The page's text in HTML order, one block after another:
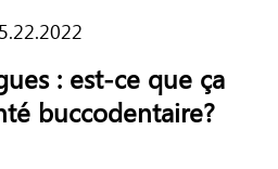
: est-ce que ça
buccodentaire?